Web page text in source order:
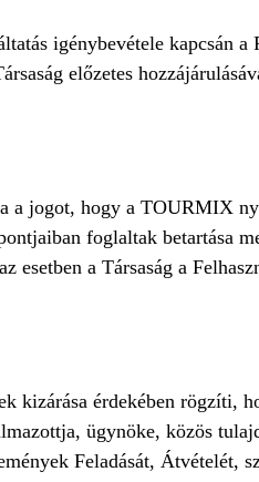
igénybevétele kapcsán
előzetes
a jogot, hogy a TOURMIX
foglaltak betartása
esetben a Társaság a
kizárása érdekében rögzíti,
ügynöke, közös
Feladását, Átvételét,